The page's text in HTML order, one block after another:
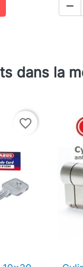
au panier

dans la
favorite_border